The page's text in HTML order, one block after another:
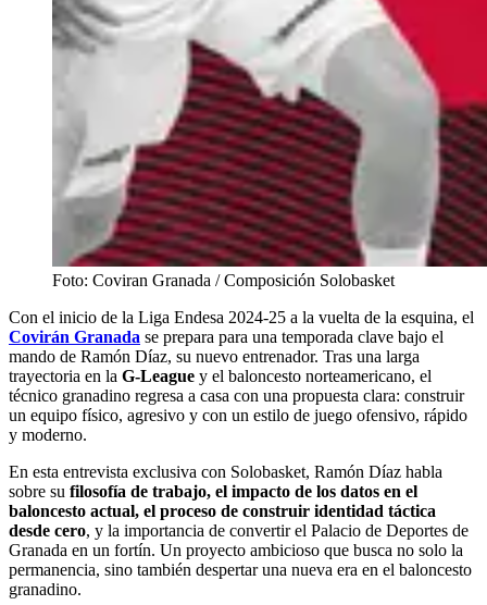
Foto: Coviran Granada / Composición Solobasket
Con el inicio de la Liga Endesa 2024-25 a la vuelta de la esquina, el
Covirán Granada se prepara para una temporada clave bajo el
mando de Ramón Díaz, su nuevo entrenador. Tras una larga
trayectoria en la G-League y el baloncesto norteamericano, el
técnico granadino regresa a casa con una propuesta clara: construir
un equipo físico, agresivo y con un estilo de juego ofensivo, rápido
y moderno.
En esta entrevista exclusiva con Solobasket, Ramón Díaz habla
sobre su filosofía de trabajo, el impacto de los datos en el
baloncesto actual, el proceso de construir identidad táctica
desde cero, y la importancia de convertir el Palacio de Deportes de
Granada en un fortín. Un proyecto ambicioso que busca no solo la
permanencia, sino también despertar una nueva era en el baloncesto
granadino.